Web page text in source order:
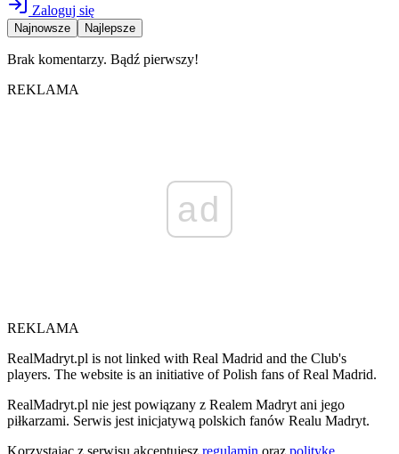
Zaloguj się
Najnowsze Najlepsze
Brak komentarzy. Bądź pierwszy!
REKLAMA
ad
REKLAMA
RealMadryt.pl is not linked with Real Madrid and the Club's
players. The website is an initiative of Polish fans of Real Madrid.
RealMadryt.pl nie jest powiązany z Realem Madryt ani jego
piłkarzami. Serwis jest inicjatywą polskich fanów Realu Madryt.